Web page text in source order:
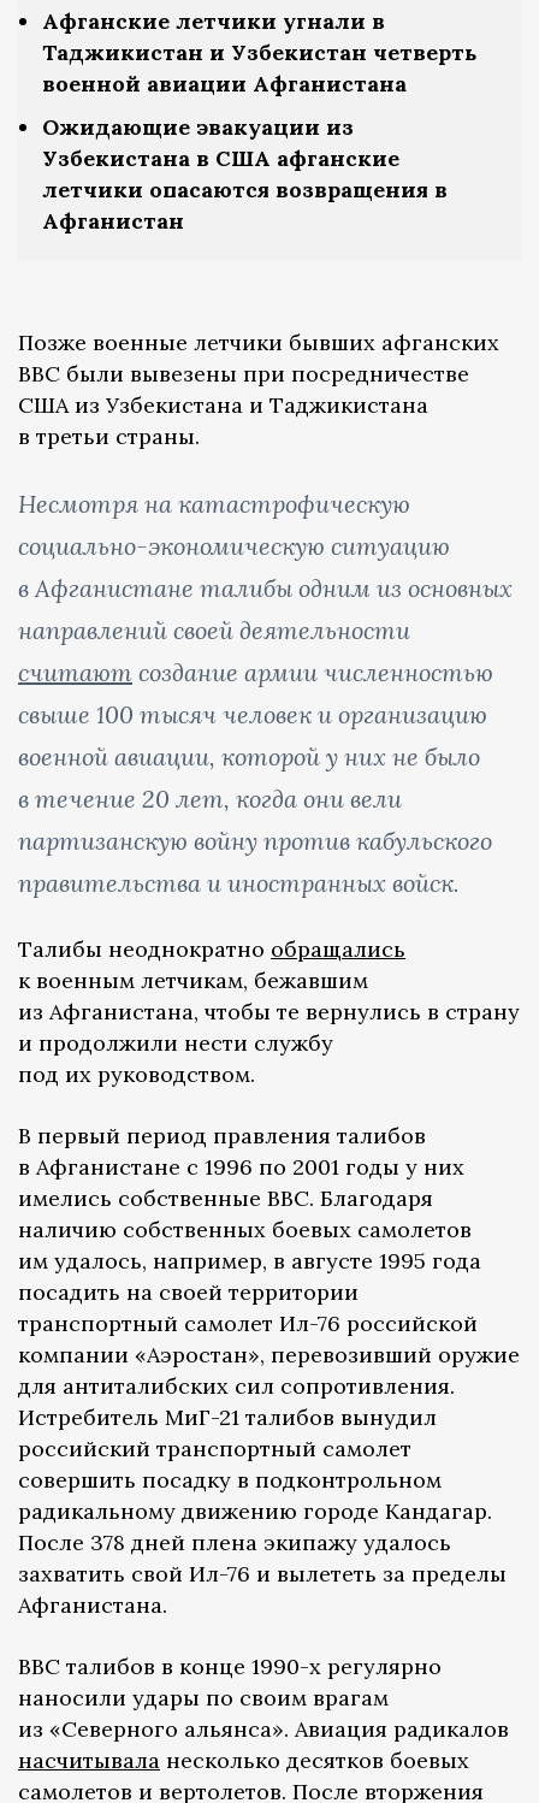
Афганские летчики угнали в
Таджикистан и Узбекистан четверть
военной авиации Афганистана
Ожидающие эвакуации из
Узбекистана в США афганские
летчики опасаются возвращения в
Афганистан
Позже военные летчики бывших афганских
ВВС были вывезены при посредничестве
США из Узбекистана и Таджикистана
в третьи страны.
Несмотря на катастрофическую
социально-экономическую ситуацию
в Афганистане талибы одним из основных
направлений своей деятельности
считают создание армии численностью
свыше 100 тысяч человек и организацию
военной авиации, которой у них не было
в течение 20 лет, когда они вели
партизанскую войну против кабульского
правительства и иностранных войск.
Талибы неоднократно обращались
к военным летчикам, бежавшим
из Афганистана, чтобы те вернулись в страну
и продолжили нести службу
под их руководством.
В первый период правления талибов
в Афганистане с 1996 по 2001 годы у них
имелись собственные ВВС. Благодаря
наличию собственных боевых самолетов
им удалось, например, в августе 1995 года
посадить на своей территории
транспортный самолет Ил-76 российской
компании «Аэростан», перевозивший оружие
для антиталибских сил сопротивления.
Истребитель МиГ-21 талибов вынудил
российский транспортный самолет
совершить посадку в подконтрольном
радикальному движению городе Кандагар.
После 378 дней плена экипажу удалось
захватить свой Ил-76 и вылететь за пределы
Афганистана.
ВВС талибов в конце 1990-х регулярно
наносили удары по своим врагам
из «Северного альянса». Авиация радикалов
насчитывала несколько десятков боевых
самолетов и вертолетов. После вторжения